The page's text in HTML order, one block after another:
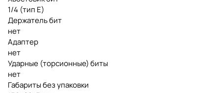
1/4 (тип Е)
Держатель бит
нет
Адаптер
нет
Ударные (торсионные) биты
нет
Габариты без упаковки